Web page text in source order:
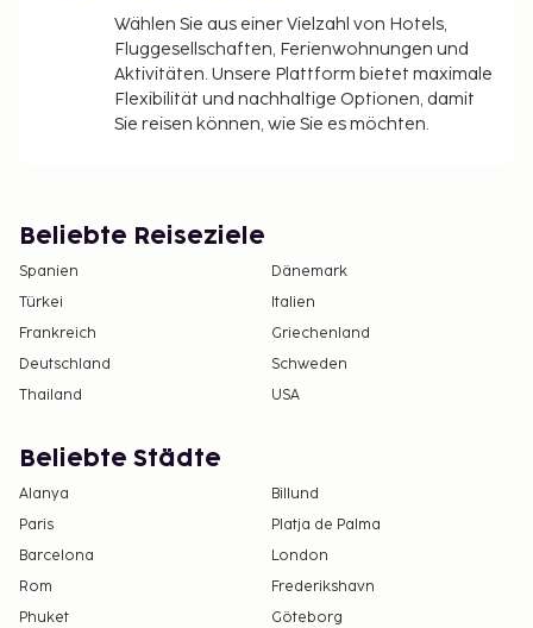
Wählen Sie aus einer Vielzahl von Hotels,
Fluggesellschaften, Ferienwohnungen und
Aktivitäten. Unsere Plattform bietet maximale
Flexibilität und nachhaltige Optionen, damit
Sie reisen können, wie Sie es möchten.
Beliebte Reiseziele
Spanien
Dänemark
Türkei
Italien
Frankreich
Griechenland
Deutschland
Schweden
Thailand
USA
Beliebte Städte
Alanya
Billund
Paris
Platja de Palma
Barcelona
London
Rom
Frederikshavn
Phuket
Göteborg